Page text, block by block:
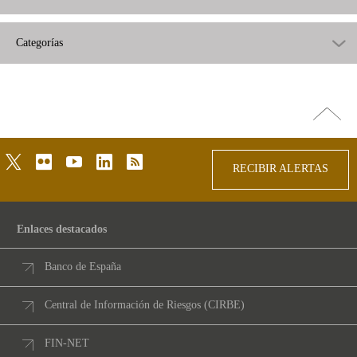
Categorías
arriba
twitterflickr youtubelinkedinrss
RECIBIR ALERTAS
Enlaces destacados
Banco de España
Central de Información de Riesgos (CIRBE)
FIN-NET